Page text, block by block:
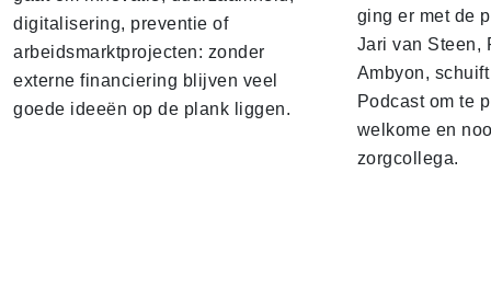
digitalisering, preventie of
arbeidsmarktprojecten: zonder
externe financiering blijven veel
goede ideeën op de plank liggen.
ging er met de
Jari van Steen,
Ambyon,
Podcast om te
welkome en
zorgcollega.